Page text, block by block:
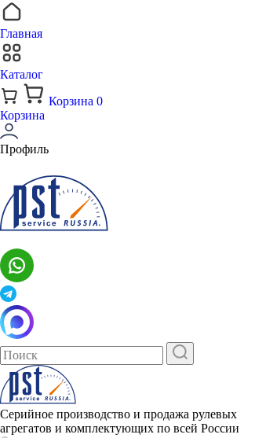
Главная
Каталог
Корзина 0
Корзина
Профиль
Серийное производство и продажа рулевых
агрегатов и комплектующих по всей России